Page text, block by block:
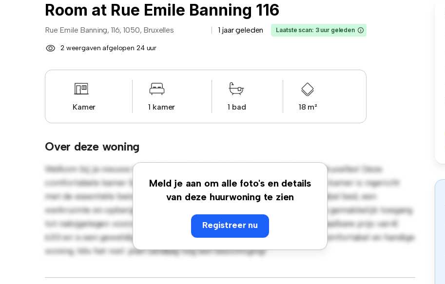
Room at Rue Emile Banning 116
Rue Emile Banning, 116, 1050, Bruxelles 1 jaar geleden Laatste scan: 3 uur geleden
2 weergaven afgelopen 24 uur
Kamer 1 kamer 1 bad 18 m²
Over deze woning
Meld je aan om alle foto's en details
van deze huurwoning te zien
Registreer nu
Welkom bij je nieuwe toevluchtsoord in Rue Emile Banning, 116, 1050, Bruxelles! Deze
comfortabele kamer biedt een rustige en persoonlijke leefruimte. Deze kamer is ingericht
met de essentiële benodigdheden voor je gemak en biedt een comfortabel bed, een
werkruimte en opbergmogelijkheden. Dankzij de gunstige ligging heb je gemakkelijk toegang
tot nabijgelegen voorzieningen en attracties. Deze kamer heeft een betaalbare prijs van €
630 en is een geweldige optie voor mensen die op zoek zijn naar een comfortabel en handige
woning. Mis het niet: plan vandaag nog een bezichtiging!